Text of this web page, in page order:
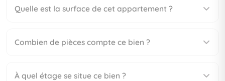
Quelle est la surface de cet appartement ?
Combien de pièces compte ce bien ?
À quel étage se situe ce bien ?